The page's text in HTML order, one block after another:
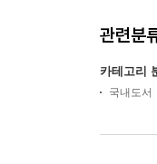
관련분
카테고리
국내도서